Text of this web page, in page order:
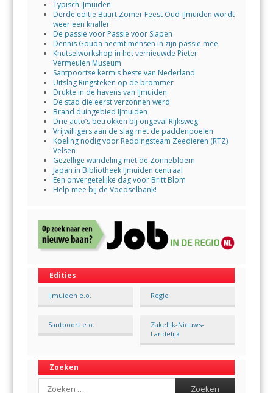
Typisch IJmuiden
Derde editie Buurt Zomer Feest Oud-IJmuiden wordt
weer een knaller
De passie voor Passie voor Slapen
Dennis Gouda neemt mensen in zijn passie mee
Knutselworkshop in het vernieuwde Pieter
Vermeulen Museum
Santpoortse kermis beste van Nederland
Uitslag Ringsteken op de brommer
Drukte in de havens van IJmuiden
De stad die eerst verzonnen werd
Brand duingebied IJmuiden
Drie auto’s betrokken bij ongeval Rijksweg
Vrijwilligers aan de slag met de paddenpoelen
Koeling nodig voor Reddingsteam Zeedieren (RTZ)
Velsen
Gezellige wandeling met de Zonnebloem
Japan in Bibliotheek IJmuiden centraal
Een onvergetelijke dag voor Britt Blom
Help mee bij de Voedselbank!
Edities
IJmuiden e.o. Regio
Santpoort e.o.
Zakelijk-Nieuws-
Landelijk
Zoeken
Search